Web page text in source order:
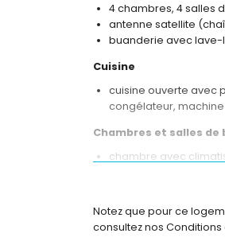
4 chambres, 4 salles
antenne satellite
buanderie avec
Cuisine
cuisine ouverte avec
congélateur,
Chambres et salles de
chambre avec
2 chambres avec
salle de bains
Notez que pour ce
consultez nos Conditions